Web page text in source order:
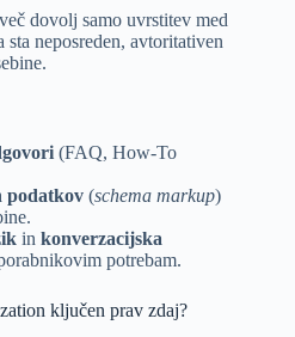
dovolj samo uvrstitev med
neposreden, avtoritativen
(FAQ, How-To
podatkov (schema markup)
in konverzacijska
potrebam.
ključen prav zdaj?